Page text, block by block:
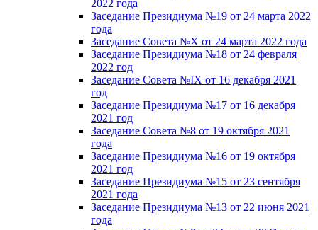
2022 года
Заседание Президиума №19 от 24 марта 2022
года
Заседание Совета №X от 24 марта 2022 года
Заседание Президиума №18 от 24 февраля
2022 год
Заседание Совета №IX от 16 декабря 2021
год
Заседание Президиума №17 от 16 декабря
2021 год
Заседание Совета №8 от 19 октября 2021
года
Заседание Президиума №16 от 19 октября
2021 год
Заседание Президиума №15 от 23 сентября
2021 года
Заседание Президиума №13 от 22 июня 2021
года